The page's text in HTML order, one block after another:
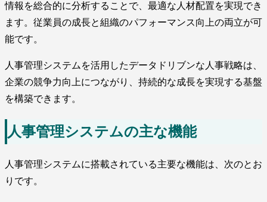
情報を総合的に分析することで、最適な人材配置を実現でき
ます。従業員の成長と組織のパフォーマンス向上の両立が可
能です。
人事管理システムを活用したデータドリブンな人事戦略は、
企業の競争力向上につながり、持続的な成長を実現する基盤
を構築できます。
人事管理システムの主な機能
人事管理システムに搭載されている主要な機能は、次のとお
りです。